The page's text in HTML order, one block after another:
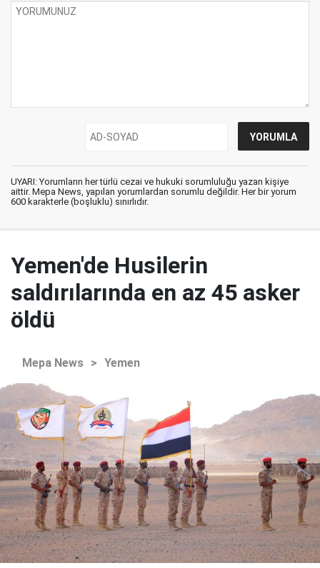
UYARI: Yorumların her türlü cezai ve hukuki sorumluluğu yazan kişiye
aittir. Mepa News, yapılan yorumlardan sorumlu değildir. Her bir yorum
600 karakterle (boşluklu) sınırlıdır.
Yemen'de Husilerin
saldırılarında en az 45 asker
öldü
Mepa News > Yemen